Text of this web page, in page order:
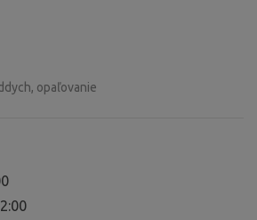
opaľovanie